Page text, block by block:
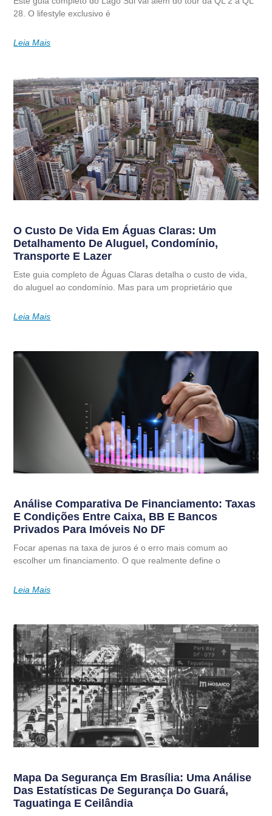
28. O lifestyle exclusivo é
Leia Mais
O Custo De Vida Em Águas Claras: Um
Detalhamento De Aluguel, Condomínio,
Transporte E Lazer
Este guia completo de Águas Claras detalha o custo de vida,
do aluguel ao condomínio. Mas para um proprietário que
Leia Mais
Análise Comparativa De Financiamento: Taxas
E Condições Entre Caixa, BB E Bancos
Privados Para Imóveis No DF
Focar apenas na taxa de juros é o erro mais comum ao
escolher um financiamento. O que realmente define o
Leia Mais
Mapa Da Segurança Em Brasília: Uma Análise
Das Estatísticas De Segurança Do Guará,
Taguatinga E Ceilândia